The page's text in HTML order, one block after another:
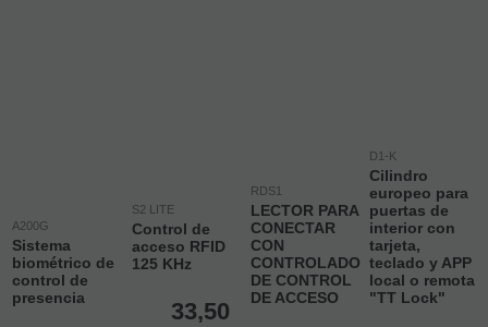
A200G
Sistema
biométrico de
control de
presencia
S2 LITE
Control de
acceso RFID
125 KHz
33,50
RDS1
LECTOR PARA
CONECTAR
CON
CONTROLADORA
DE CONTROL
DE ACCESO
D1-K
Cilindro
europeo para
puertas de
interior con
tarjeta,
teclado y APP
local o remota
"TT Lock"